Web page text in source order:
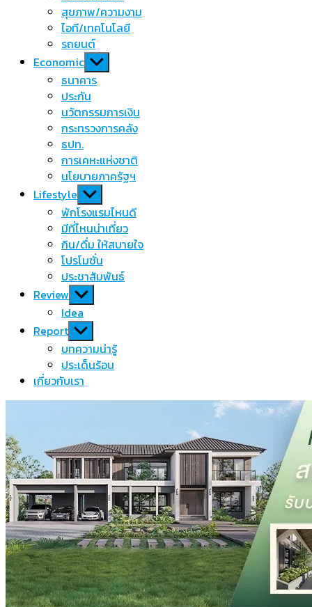
สุขภาพ/ความงาม
ไอที/เทคโนโลยี
รถยนต์
Economic Show
sub
menu
ธนาคาร
ประกัน
นวัตกรรมการเงิน
กระทรวงการคลัง
ธปท.
การเคหะแห่งชาติ
นโยบายภาครัฐฯ
Lifestyle Show
sub
menu
พักโรงแรมไหนดี
มีที่ไหนน่าเที่ยว
กิน/ดื่ม ให้สบายใจ
โปรโมชั่น
ประชาสัมพันธ์
Review Show
sub
menu
Idea
Report Show
sub
menu
บทความน่ารู้
ประเด็นร้อน
เกี่ยวกับเรา